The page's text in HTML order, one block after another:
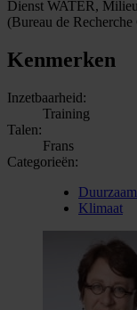
Dienst WATER,
(Bureau de
Kenmerken
Inzetbaarheid:
Training
Talen:
Frans
Categorieën:
Klimaat